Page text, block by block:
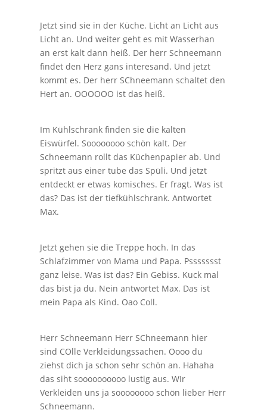
Jetzt sind sie in der Küche. Licht an Licht aus
Licht an. Und weiter geht es mit Wasserhan
an erst kalt dann heiß. Der herr Schneemann
findet den Herz gans interesand. Und jetzt
kommt es. Der herr SChneemann schaltet den
Hert an. OOOOOO ist das heiß.
Im Kühlschrank finden sie die kalten
Eiswürfel. Soooooooo schön kalt. Der
Schneemann rollt das Küchenpapier ab. Und
spritzt aus einer tube das Spüli. Und jetzt
entdeckt er etwas komisches. Er fragt. Was ist
das? Das ist der tiefkühlschrank. Antwortet
Max.
Jetzt gehen sie die Treppe hoch. In das
Schlafzimmer von Mama und Papa. Pssssssst
ganz leise. Was ist das? Ein Gebiss. Kuck mal
das bist ja du. Nein antwortet Max. Das ist
mein Papa als Kind. Oao Coll.
Herr Schneemann Herr SChneemann hier
sind COlle Verkleidungssachen. Oooo du
ziehst dich ja schon sehr schön an. Hahaha
das siht soooooooooo lustig aus. WIr
Verkleiden uns ja soooooooo schön lieber Herr
Schneemann.